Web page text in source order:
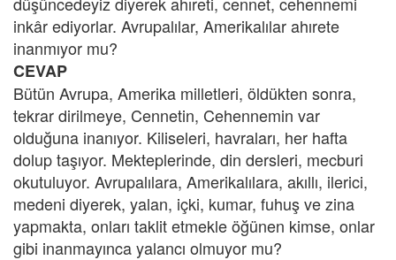
inkâr ediyorlar. Avrupalılar, Amerikalılar ahırete
inanmıyor mu?
CEVAP
Bütün Avrupa, Amerika milletleri, öldükten sonra,
tekrar dirilmeye, Cennetin, Cehennemin var
olduğuna inanıyor. Kiliseleri, havraları, her hafta
dolup taşıyor. Mekteplerinde, din dersleri, mecburi
okutuluyor. Avrupalılara, Amerikalılara, akıllı, ilerici,
medeni diyerek, yalan, içki, kumar, fuhuş ve zina
yapmakta, onları taklit etmekle öğünen kimse, onlar
gibi inanmayınca yalancı olmuyor mu?